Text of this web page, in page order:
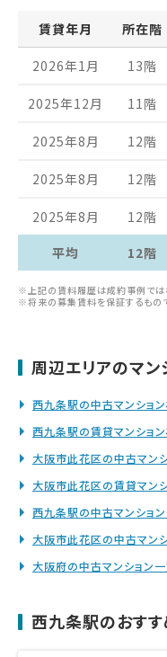
賃貸年月 所在階
2026年1月 13階
2025年12月 11階
2025年8月 12階
2025年8月 12階
2025年8月 12階
平均
12階
※上記の賃料履歴は成約事例では
※将来の募集賃料を保証するもの
周辺エリアのマ
西九条駅の中古マンショ
西九条駅の賃貸マンショ
大阪市此花区の中古マン
大阪市此花区の賃貸マン
西九条駅の中古マンショ
大阪市此花区の中古マン
大阪府の中古マンション
西九条駅のおす